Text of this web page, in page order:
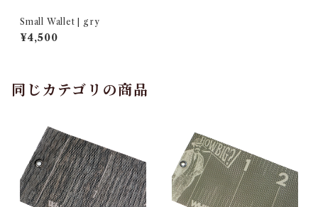
Small Wallet | gry
¥4,500
同じカテゴリの商品